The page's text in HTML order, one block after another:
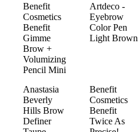
Benefit
Cosmetics
Benefit
Gimme
Brow +
Volumizing
Pencil Mini
Artdeco -
Eyebrow
Color Pen
Light Brown
Anastasia
Beverly
Hills Brow
Definer
Benefit
Cosmetics
Benefit
Twice As